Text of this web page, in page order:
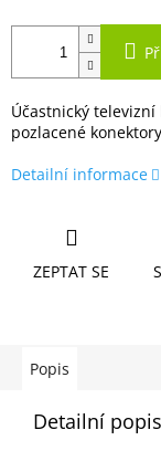
Účastnický
pozlacené
Detailní informace
ZEPTAT SE
Popis
Detailní